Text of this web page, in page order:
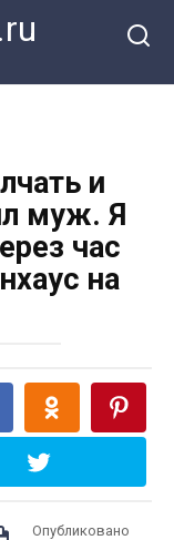
и
муж. Я
час
на
Опубликовано